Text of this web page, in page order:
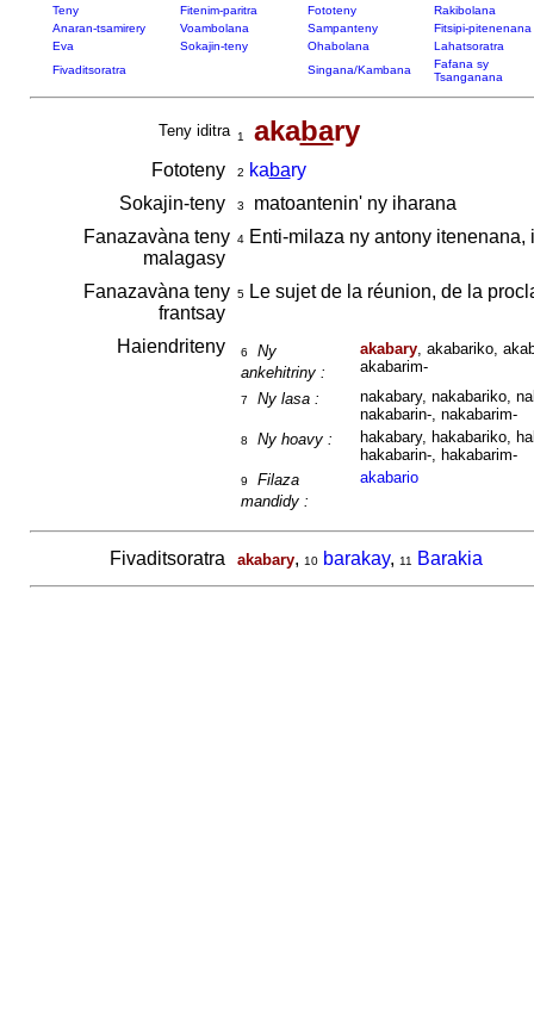
Teny Fitenim-paritra Fototeny
Rakibolana
Anaran-tsamirery
Voambolana Sampanteny
Fitsipi-pitenenana
Eva
Sokajin-teny Ohabolana
Lahatsoratra
Fivaditsoratra
Singana/Kambana
Fafana sy
Tsanganana
Teny iditra 1 akabary
Fototeny 2 kabary
Sokajin-teny
3
matoantenin' ny iharana
Fanazavàna teny
malagasy
4Enti-milaza ny antony
Fanazavàna teny
frantsay
5Le sujet de la réunion, de la
Haiendriteny 6
Ny
ankehitriny :
akabary, akabariko,
akabarim-
7 Ny lasa :
nakabary, nakabariko,
nakabarin-, nakabarim-
8 Ny hoavy :
hakabary, hakabariko,
hakabarin-, hakabarim-
9
Filaza
mandidy :
akabario
Fivaditsoratra akabary, 10 barakay, 11 Barakia